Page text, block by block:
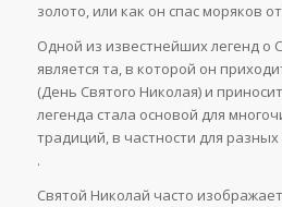
золото, или как он спас моряков
Одной из известнейших легенд о
является та, в которой он
(День Святого Николая) и
легенда стала основой для
традиций, в частности для
.
Святой Николай часто